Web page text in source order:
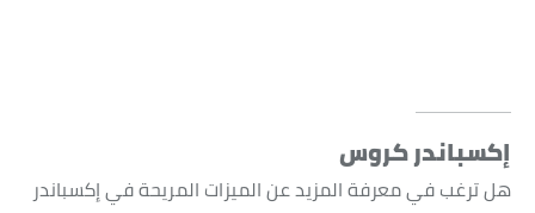
إكسباندر كروس
هل ترغب في معرفة المزيد عن الميزات المريحة في إكسباندر